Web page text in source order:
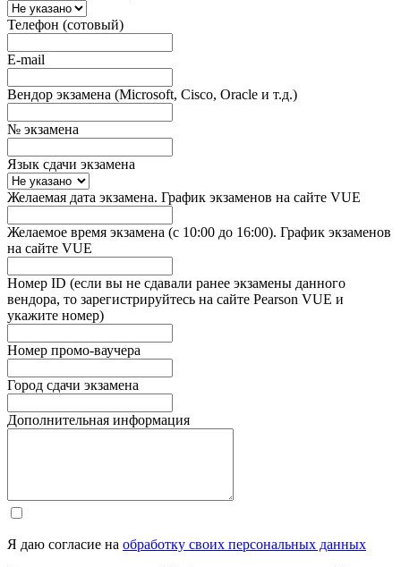
Телефон (сотовый)
E-mail
Вендор экзамена (Microsoft, Cisco, Oracle и т.д.)
№ экзамена
Язык сдачи экзамена
Желаемая дата экзамена. График экзаменов на сайте VUE
Желаемое время экзамена (с 10:00 до 16:00). График экзаменов
на сайте VUE
Номер ID (если вы не сдавали ранее экзамены данного
вендора, то зарегистрируйтесь на сайте Pearson VUE и
укажите номер)
Номер промо-ваучера
Город сдачи экзамена
Дополнительная информация
Я даю согласие на обработку своих персональных данных